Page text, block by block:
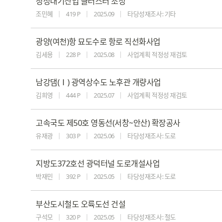
조민혜 419 P 2025.09 타당성재조사: 기타
광양(여천)항 묘도수로 항로 직선화사업
김세용 228 P 2025.08 사업계획 적정성 재검토
남강댐(Ⅰ) 광역상수도 노후관 개량사업
김희영 444 P 2025.07 사업계획 적정성 재검토
고속국도 제50호 영동선(서창~안산) 확장공사
유재광 303 P 2025.06 타당성재조사: 도로
지방도372호선 광덕터널 도로개설사업
박재민 392 P 2025.05 타당성재조사: 도로
부산도시철도 오륙도선 건설
구석모 320 P 2025.05 타당성재조사: 철도